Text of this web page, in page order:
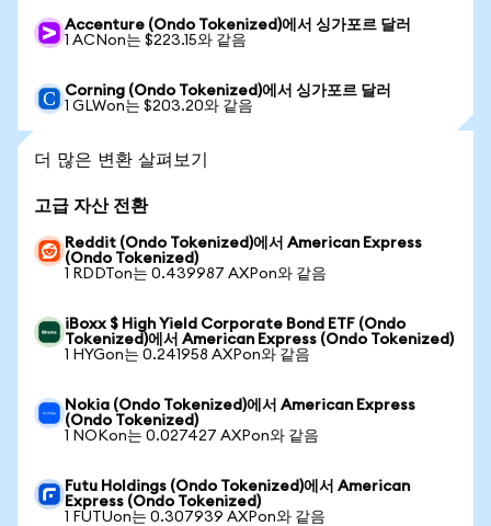
Accenture (Ondo Tokenized)에서 싱가포르 달러
1 ACNon는 $223.15와 같음
Corning (Ondo Tokenized)에서 싱가포르 달러
1 GLWon는 $203.20와 같음
더 많은 변환 살펴보기
고급 자산 전환
Reddit (Ondo Tokenized)에서 American Express
(Ondo Tokenized)
1 RDDTon는 0.439987 AXPon와 같음
iBoxx $ High Yield Corporate Bond ETF (Ondo
Tokenized)에서 American Express (Ondo Tokenized)
1 HYGon는 0.241958 AXPon와 같음
Nokia (Ondo Tokenized)에서 American Express
(Ondo Tokenized)
1 NOKon는 0.027427 AXPon와 같음
Futu Holdings (Ondo Tokenized)에서 American
Express (Ondo Tokenized)
1 FUTUon는 0.307939 AXPon와 같음